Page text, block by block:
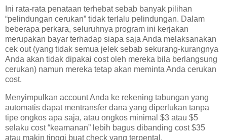
Ini rata-rata penataan terhebat sebab banyak pilihan
“pelindungan cerukan” tidak terlalu pelindungan. Dalam
beberapa perkara, seluruhnya program ini kerjakan
merupakan bayar terhadap siapa saja Anda melaksanakan
cek out (yang tidak semua jelek sebab sekurang-kurangnya
Anda akan tidak dipakai cost oleh mereka bila berlangsung
cerukan) namun mereka tetap akan meminta Anda cerukan
cost.
Menyimpulkan account Anda ke rekening tabungan yang
automatis dapat mentransfer dana yang diperlukan tanpa
tipe ongkos apa saja, atau ongkos minimal $3 atau $5
selaku cost “keamanan” lebih bagus dibanding cost $35
atau makin tinggi buat check yang terpental.